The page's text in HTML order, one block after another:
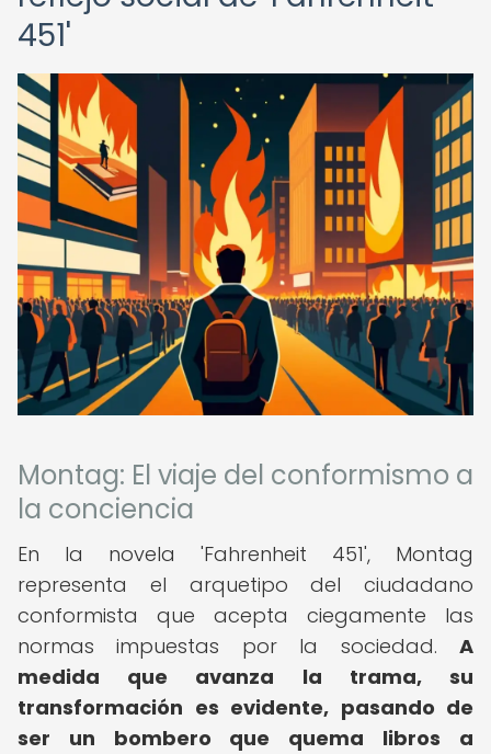
451'
Montag: El viaje del conformismo a
la conciencia
En la novela 'Fahrenheit 451', Montag
representa el arquetipo del ciudadano
conformista que acepta ciegamente las
normas impuestas por la sociedad. A
medida que avanza la trama, su
transformación es evidente, pasando de
ser un bombero que quema libros a